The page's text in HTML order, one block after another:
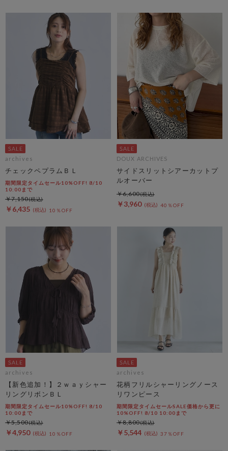
archives
チェックペプラムＢＬ
期間限定タイムセール10%OFF! 8/10
10:00まで
￥6,435 10％OFF
￥7,150
DOUX ARCHIVES
サイドスリットシアーカットプ
ルオーバー
￥3,960 40％OFF
￥6,600
archives
【新色追加！】２ｗａｙシャー
リングリボンＢＬ
期間限定タイムセール10%OFF! 8/10
10:00まで
￥4,950 10％OFF
￥5,500
archives
花柄フリルシャーリングノース
リワンピース
期間限定タイムセールSALE価格から更に
10%OFF! 8/10 10:00まで
￥5,544 37％OFF
￥8,800